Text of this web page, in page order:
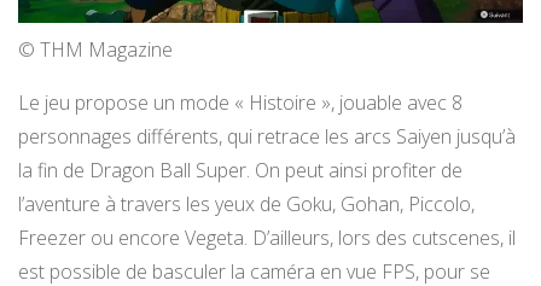
© THM Magazine
Le jeu propose un mode « Histoire », jouable avec 8
personnages différents, qui retrace les arcs Saiyen jusqu’à
la fin de Dragon Ball Super. On peut ainsi profiter de
l’aventure à travers les yeux de Goku, Gohan, Piccolo,
Freezer ou encore Vegeta. D’ailleurs, lors des cutscenes, il
est possible de basculer la caméra en vue FPS, pour se